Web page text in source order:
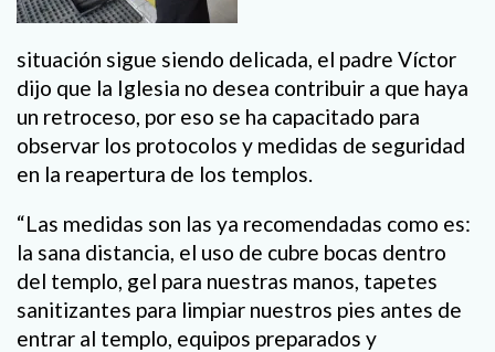
situación sigue siendo delicada, el padre Víctor
dijo que la Iglesia no desea contribuir a que haya
un retroceso, por eso se ha capacitado para
observar los protocolos y medidas de seguridad
en la reapertura de los templos.
“Las medidas son las ya recomendadas como es:
la sana distancia, el uso de cubre bocas dentro
del templo, gel para nuestras manos, tapetes
sanitizantes para limpiar nuestros pies antes de
entrar al templo, equipos preparados y